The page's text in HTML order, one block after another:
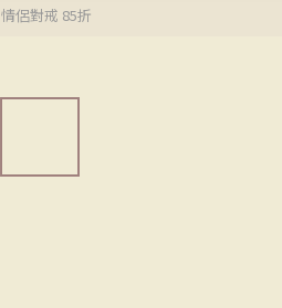
情侶對戒 85折